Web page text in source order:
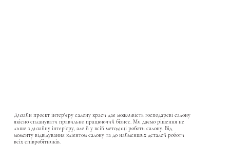
Дизайн проект інтер'єру салону краси дає можливість господареві салону
якісно спланувати правильно працюючий бізнес. Ми даємо рішення не
лише з дизайну інтер'єру, але й у всій методиці роботи салону. Від
моменту відвідування клієнтом салону та до найменших деталей роботи
всіх співробітників.